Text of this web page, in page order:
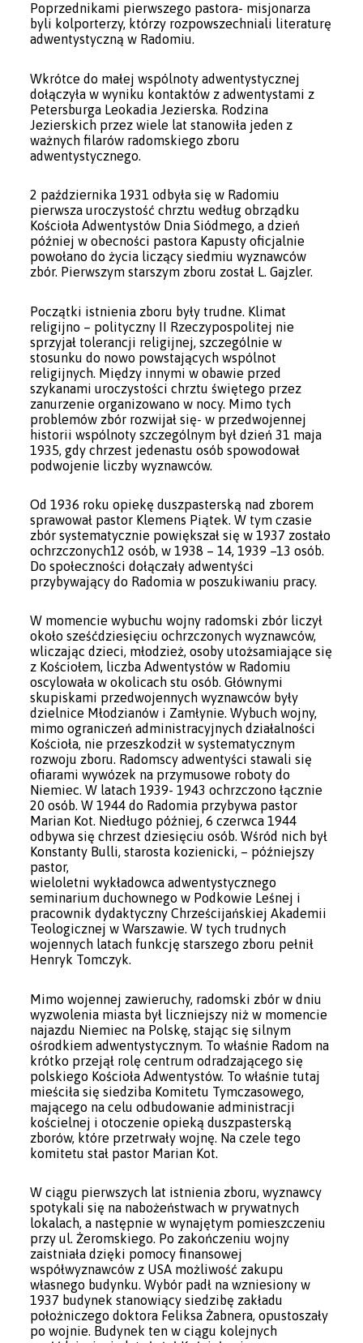
Poprzednikami pierwszego pastora- misjonarza
byli kolporterzy, którzy rozpowszechniali literaturę
adwentystyczną w Radomiu.
Wkrótce do małej wspólnoty adwentystycznej
dołączyła w wyniku kontaktów z adwentystami z
Petersburga Leokadia Jezierska. Rodzina
Jezierskich przez wiele lat stanowiła jeden z
ważnych filarów radomskiego zboru
adwentystycznego.
2 października 1931 odbyła się w Radomiu
pierwsza uroczystość chrztu według obrządku
Kościoła Adwentystów Dnia Siódmego, a dzień
później w obecności pastora Kapusty oficjalnie
powołano do życia liczący siedmiu wyznawców
zbór. Pierwszym starszym zboru został L. Gajzler.
Początki istnienia zboru były trudne. Klimat
religijno – polityczny II Rzeczypospolitej nie
sprzyjał tolerancji religijnej, szczególnie w
stosunku do nowo powstających wspólnot
religijnych. Między innymi w obawie przed
szykanami uroczystości chrztu świętego przez
zanurzenie organizowano w nocy. Mimo tych
problemów zbór rozwijał się- w przedwojennej
historii wspólnoty szczególnym był dzień 31 maja
1935, gdy chrzest jedenastu osób spowodował
podwojenie liczby wyznawców.
Od 1936 roku opiekę duszpasterską nad zborem
sprawował pastor Klemens Piątek. W tym czasie
zbór systematycznie powiększał się w 1937 zostało
ochrzczonych12 osób, w 1938 – 14, 1939 –13 osób.
Do społeczności dołączały adwentyści
przybywający do Radomia w poszukiwaniu pracy.
W momencie wybuchu wojny radomski zbór liczył
około sześćdziesięciu ochrzczonych wyznawców,
wliczając dzieci, młodzież, osoby utożsamiające się
z Kościołem, liczba Adwentystów w Radomiu
oscylowała w okolicach stu osób. Głównymi
skupiskami przedwojennych wyznawców były
dzielnice Młodzianów i Zamłynie. Wybuch wojny,
mimo ograniczeń administracyjnych działalności
Kościoła, nie przeszkodził w systematycznym
rozwoju zboru. Radomscy adwentyści stawali się
ofiarami wywózek na przymusowe roboty do
Niemiec. W latach 1939- 1943 ochrzczono łącznie
20 osób. W 1944 do Radomia przybywa pastor
Marian Kot. Niedługo później, 6 czerwca 1944
odbywa się chrzest dziesięciu osób. Wśród nich był
Konstanty Bulli, starosta kozienicki, – późniejszy
pastor,
wieloletni wykładowca adwentystycznego
seminarium duchownego w Podkowie Leśnej i
pracownik dydaktyczny Chrześcijańskiej Akademii
Teologicznej w Warszawie. W tych trudnych
wojennych latach funkcję starszego zboru pełnił
Henryk Tomczyk.
Mimo wojennej zawieruchy, radomski zbór w dniu
wyzwolenia miasta był liczniejszy niż w momencie
najazdu Niemiec na Polskę, stając się silnym
ośrodkiem adwentystycznym. To właśnie Radom na
krótko przejął rolę centrum odradzającego się
polskiego Kościoła Adwentystów. To właśnie tutaj
mieściła się siedziba Komitetu Tymczasowego,
mającego na celu odbudowanie administracji
kościelnej i otoczenie opieką duszpasterską
zborów, które przetrwały wojnę. Na czele tego
komitetu stał pastor Marian Kot.
W ciągu pierwszych lat istnienia zboru, wyznawcy
spotykali się na nabożeństwach w prywatnych
lokalach, a następnie w wynajętym pomieszczeniu
przy ul. Żeromskiego. Po zakończeniu wojny
zaistniała dzięki pomocy finansowej
współwyznawców z USA możliwość zakupu
własnego budynku. Wybór padł na wzniesiony w
1937 budynek stanowiący siedzibę zakładu
położniczego doktora Feliksa Żabnera, opustoszały
po wojnie. Budynek ten w ciągu kolejnych